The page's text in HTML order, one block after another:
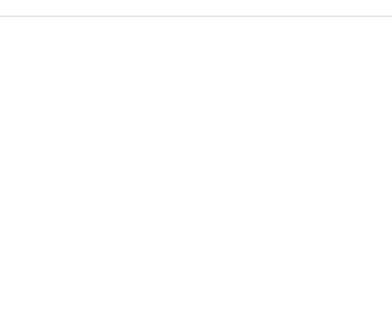
: · 임계 암기보다 암기가 길어지면 개화 (e.g. 국화)